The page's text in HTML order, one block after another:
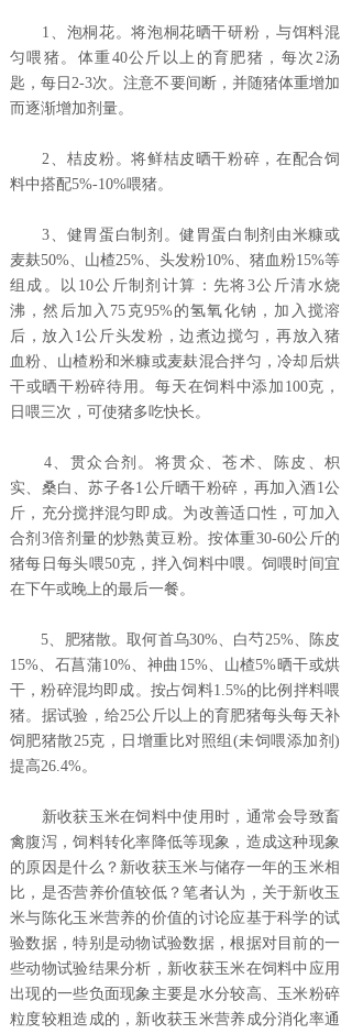
1、泡桐花。将泡桐花晒干研粉，与饵料混
匀喂猪。体重40公斤以上的育肥猪，每次2汤
匙，每日2-3次。注意不要间断，并随猪体重增加
而逐渐增加剂量。
2、桔皮粉。将鲜桔皮晒干粉碎，在配合饲
料中搭配5%-10%喂猪。
3、健胃蛋白制剂。健胃蛋白制剂由米糠或
麦麸50%、山楂25%、头发粉10%、猪血粉15%等
组成。以10公斤制剂计算：先将3公斤清水烧
沸，然后加入75克95%的氢氧化钠，加入搅溶
后，放入1公斤头发粉，边煮边搅匀，再放入猪
血粉、山楂粉和米糠或麦麸混合拌匀，冷却后烘
干或晒干粉碎待用。每天在饲料中添加100克，
日喂三次，可使猪多吃快长。
4、贯众合剂。将贯众、苍术、陈皮、枳
实、桑白、苏子各1公斤晒干粉碎，再加入酒1公
斤，充分搅拌混匀即成。为改善适口性，可加入
合剂3倍剂量的炒熟黄豆粉。按体重30-60公斤的
猪每日每头喂50克，拌入饲料中喂。饲喂时间宜
在下午或晚上的最后一餐。
5、肥猪散。取何首乌30%、白芍25%、陈皮
15%、石菖蒲10%、神曲15%、山楂5%晒干或烘
干，粉碎混均即成。按占饲料1.5%的比例拌料喂
猪。据试验，给25公斤以上的育肥猪每头每天补
饲肥猪散25克，日增重比对照组(未饲喂添加剂)
提高26.4%。
新收获玉米在饲料中使用时，通常会导致畜
禽腹泻，饲料转化率降低等现象，造成这种现象
的原因是什么？新收获玉米与储存一年的玉米相
比，是否营养价值较低？笔者认为，关于新收玉
米与陈化玉米营养的价值的讨论应基于科学的试
验数据，特别是动物试验数据，根据对目前的一
些动物试验结果分析，新收获玉米在饲料中应用
出现的一些负面现象主要是水分较高、玉米粉碎
粒度较粗造成的，新收获玉米营养成分消化率通